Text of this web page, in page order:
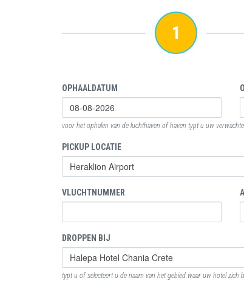
1
OPHAALDATUM
voor het ophalen van de luchthaven of haven typt u uw
PICKUP LOCATIE
VLUCHTNUMMER
DROPPEN BIJ
typt u of selecteert u de naam van het gebied waar uw hotel zich